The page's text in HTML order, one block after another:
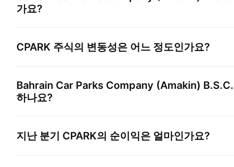
가요?
CPARK 주식의 변동성은 어느 정도인가요?
Bahrain Car Parks Company (Amakin) B.S.C.
하나요?
지난 분기 CPARK의 순이익은 얼마인가요?